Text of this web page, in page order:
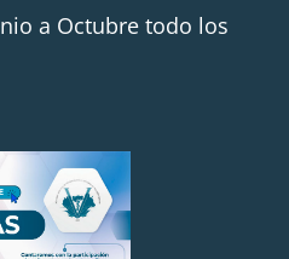
a Octubre todo los